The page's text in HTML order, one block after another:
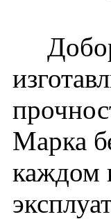
Марка
каждом